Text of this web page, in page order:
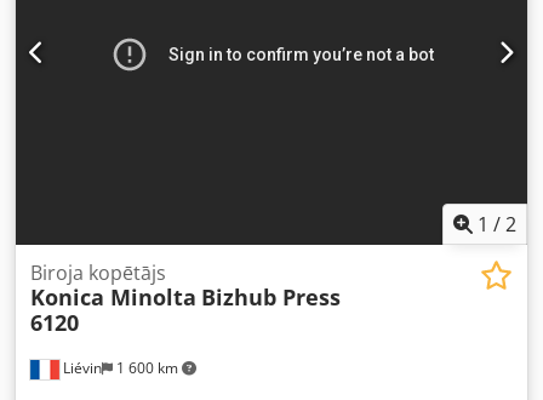
Konica Minolta ražošanas kopētāju klāstu un pēc
pieprasījuma veic piegādes visā pasaulē. Lūdzu,
1 /2
Liévin 1 600 km
Biroja kopētājs
Konica Minolta Bizhub Press
6120